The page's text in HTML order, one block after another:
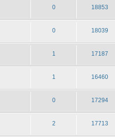
0 18853
0 18039
1 17187
1 16460
0 17294
2 17713